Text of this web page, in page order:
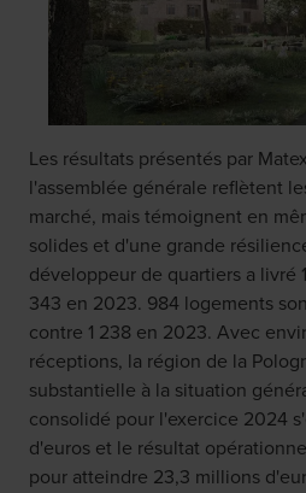
Les résultats présentés par
l'assemblée générale reflètent
marché, mais témoignent en
solides et d'une grande
développeur de quartiers a livré
343 en 2023. 984 logements
contre 1 238 en 2023. Avec
réceptions, la région de la
substantielle à la situation
consolidé pour l'exercice 2024
d'euros et le résultat
pour atteindre 23,3 millions